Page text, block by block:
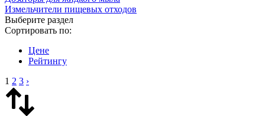
Измельчители пищевых отходов
Выберите раздел
Сортировать по:
Цене
Рейтингу
1 2 3 ›